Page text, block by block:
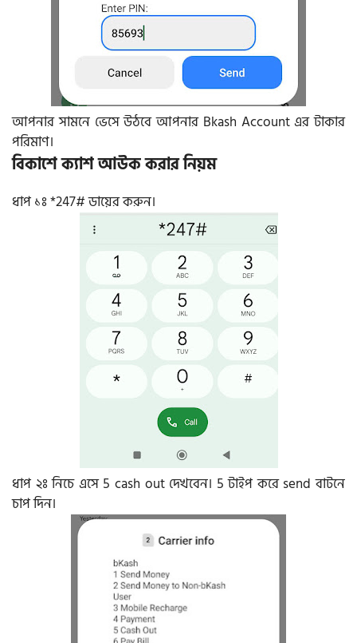
আপনার সামনে ভেসে উঠবে আপনার Bkash Account এর টাকার
পরিমাণ।
বিকাশে ক্যাশ আউক করার নিয়ম
ধাপ ১ঃ *247# ডায়ের করুন।
ধাপ ২ঃ নিচে এসে 5 cash out দেখবেন। 5 টাইপ করে send বাটনে
চাপ দিন।